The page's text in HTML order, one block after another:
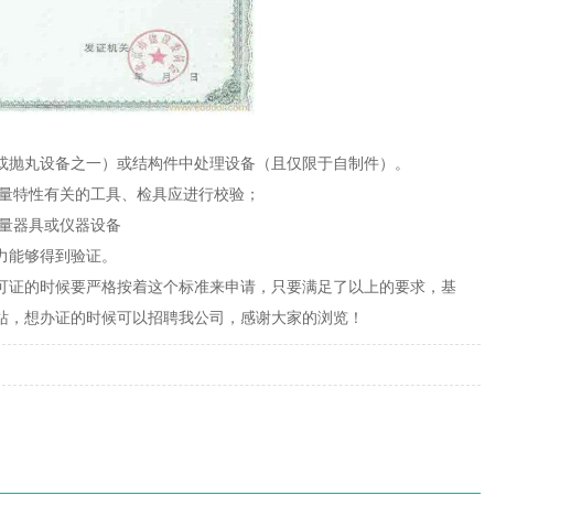
丸设备之一）或结构件中处理设备（且仅限于自制件）。
特性有关的工具、检具应进行校验；
器具或仪器设备
够得到验证。
证的时候要严格按着这个标准来申请，只要满足了以上的要求，基
，想办证的时候可以招聘我公司，感谢大家的浏览！